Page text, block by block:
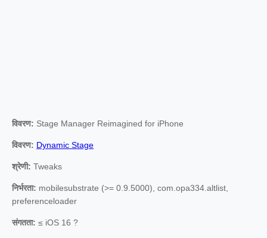
विवरण: Stage Manager Reimagined for iPhone
विवरण: Dynamic Stage
श्रेणी: Tweaks
निर्भरता: mobilesubstrate (>= 0.9.5000), com.opa334.altlist,
preferenceloader
संगतता: ≤ iOS 16 ?